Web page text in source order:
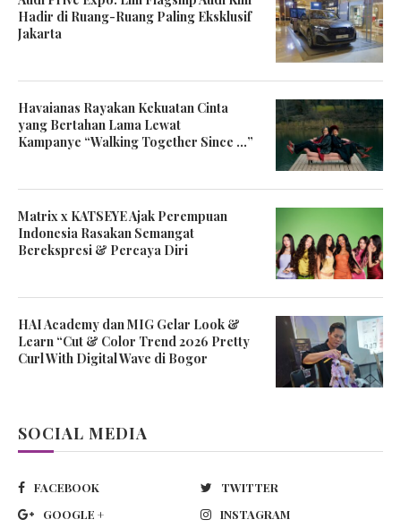
Hadir di Ruang-Ruang Paling Eksklusif
Jakarta
Havaianas Rayakan Kekuatan Cinta
yang Bertahan Lama Lewat
Kampanye “Walking Together Since …”
Matrix x KATSEYE Ajak Perempuan
Indonesia Rasakan Semangat
Berekspresi & Percaya Diri
HAI Academy dan MIG Gelar Look &
Learn “Cut & Color Trend 2026 Pretty
Curl With Digital Wave di Bogor
SOCIAL MEDIA
FACEBOOK
TWITTER
GOOGLE +
INSTAGRAM